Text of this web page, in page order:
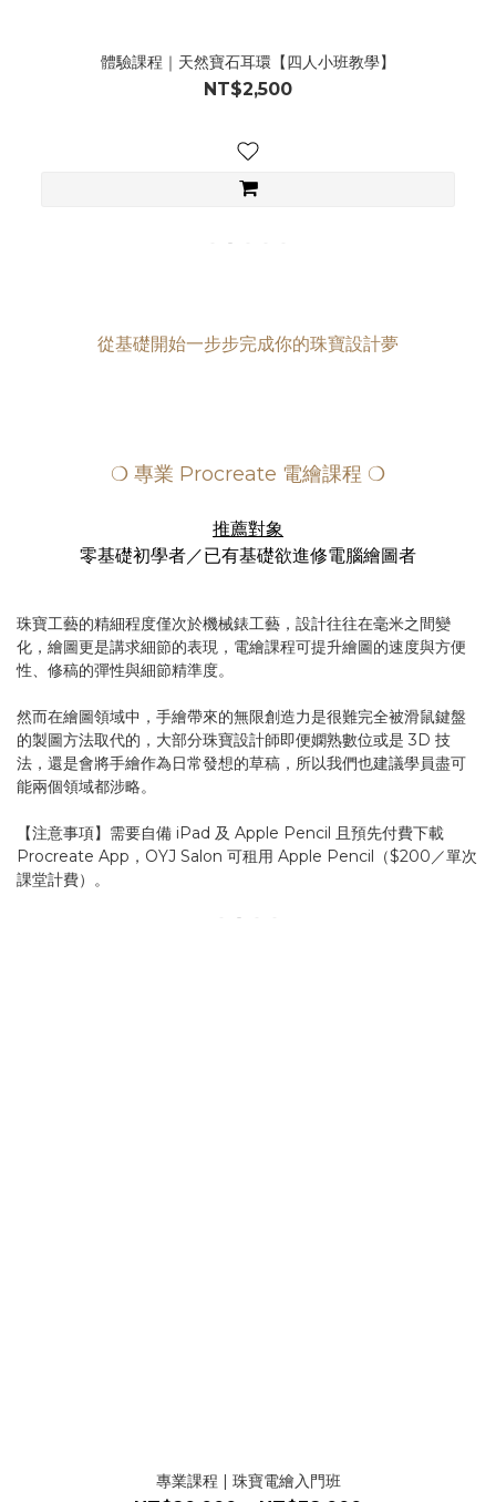
體驗課程｜天然寶石耳環【四人小班教學】
NT$2,500
從基礎開始一步步完成你的珠寶設計夢
❍ 專業 Procreate 電繪課程 ❍
推薦對象
零基礎初學者／已有基礎欲進修電腦繪圖者
珠寶工藝的精細程度僅次於機械錶工藝，設計往往在毫米之間變
化，繪圖更是講求細節的表現，電繪課程可提升繪圖的速度與方便
性、修稿的彈性與細節精準度。
然而在繪圖領域中，手繪帶來的無限創造力是很難完全被滑鼠鍵盤
的製圖方法取代的，大部分珠寶設計師即便嫻熟數位或是 3D 技
法，還是會將手繪作為日常發想的草稿，所以我們也建議學員盡可
能兩個領域都涉略。
【注意事項】需要自備 iPad 及 Apple Pencil 且預先付費下載
Procreate App，OYJ Salon 可租用 Apple Pencil（$200／單次
課堂計費）。
專業課程 | 珠寶電繪入門班